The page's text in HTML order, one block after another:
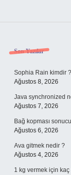
Sidebar
Son Yazılar
Sophia Rain kimdir ?
Ağustos 8, 2026
Java synchronized
Ağustos 7, 2026
Bağ kopması
Ağustos 6, 2026
Ava gitmek nedir ?
Ağustos 4, 2026
1 kg vermek için